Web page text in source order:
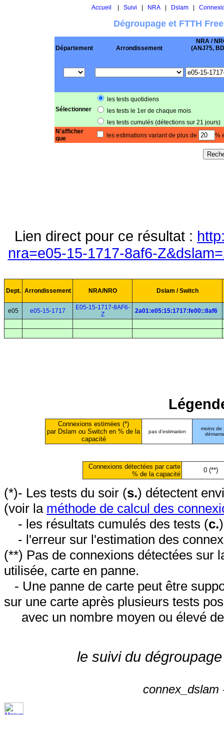
Accueil Suivi NRA| Dslam|
Dégroupage et FTTH
Département Arrondissement
NRA /
(ANJ75,
Sélectionner
les tests quotidiens
les tests le 1er de chaque mois
les tests cumulés (détections sur 21 jours)
N'afficher
que
les estimations variant de plus de %
Lien direct pour ce résultat :
nra=e05-15-1717-8af6-
Dept. Arrondissement NRA/NRO Dslam / Switch
e05 e05-15-1717
E05-15-1717-8AF6-
Z
2a01:e05:15:1717:fe00::8af6
Connexions estimées (*)
par Dslam ou Switch en % de la
capacité
pas d'estimation
moins de
Connexions détectées par carte
% de la capacité
0 (**)
(*)- Les tests du soir (s.) détectent
(voir la méthode de calcul des
- les résultats cumulés des tests (c.
- l'erreur sur l'estimation des
(**) Pas de connexions détectées sur
utilisée, carte en panne.
- Une panne de carte peut être
sur une carte après plusieurs tests
avec un nombre moyen ou élevé
le suivi du
connex_dslam